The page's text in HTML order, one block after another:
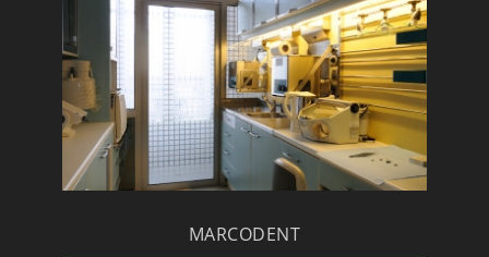
Endodoncia
Estomatitis
Gingivitis/a>
Glositis
Guía básica sobre la colocación de un implante
MARCODENT